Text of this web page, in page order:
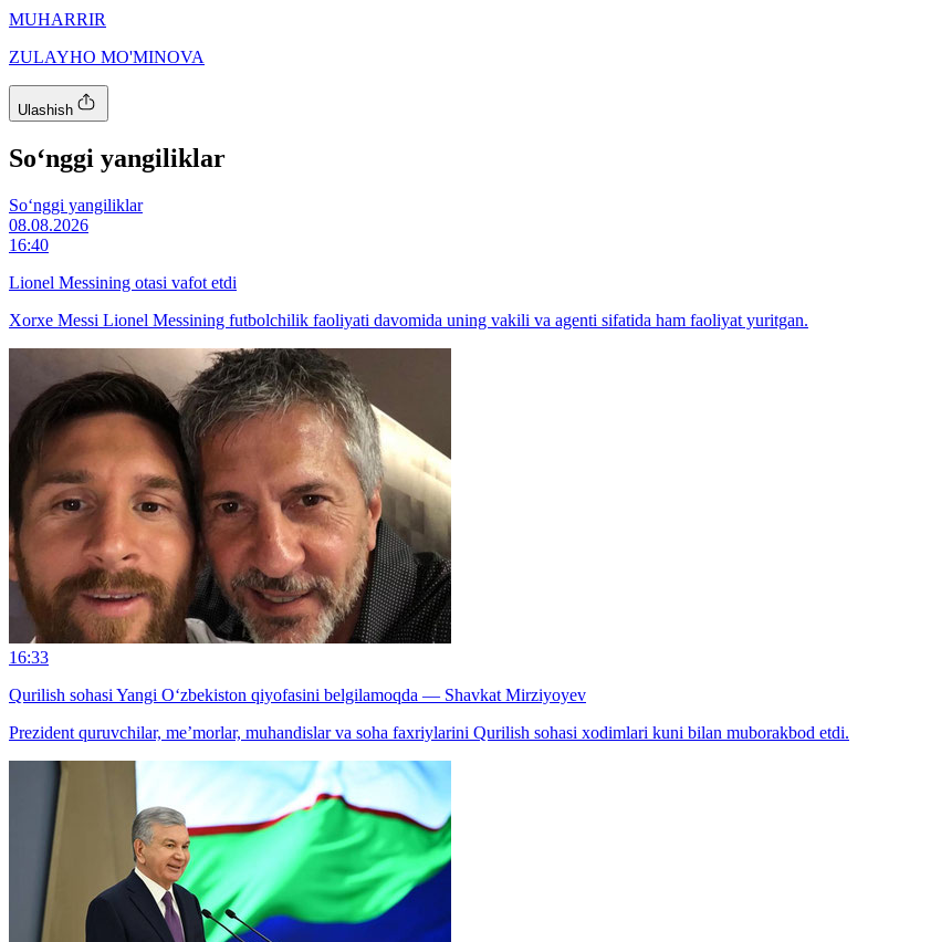
MUHARRIR
ZULAYHO MO'MINOVA
Ulashish
So‘nggi yangiliklar
So‘nggi yangiliklar
08.08.2026
16:40
Lionel Messining otasi vafot etdi
Xorxe Messi Lionel Messining futbolchilik faoliyati davomida uning vakili va agenti sifatida ham faoliyat yuritgan.
16:33
Qurilish sohasi Yangi O‘zbekiston qiyofasini belgilamoqda — Shavkat Mirziyoyev
Prezident quruvchilar, me’morlar, muhandislar va soha faxriylarini Qurilish sohasi xodimlari kuni bilan muborakbod etdi.